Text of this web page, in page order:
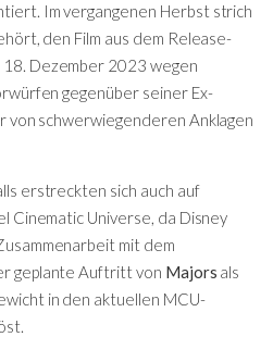
Im vergangenen Herbst strich
den Film aus dem Release-
Dezember 2023 wegen
gegenüber seiner Ex-
schwerwiegenderen Anklagen
erstreckten sich auch auf
Cinematic Universe, da Disney
mit dem
geplante Auftritt von Majors als
in den aktuellen MCU-